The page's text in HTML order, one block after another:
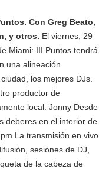
Con Greg Beato,
y otros. El viernes, 29
Miami: III Puntos tendrá
una alineación
los mejores DJs.
productor de
local: Jonny Desde
deberes en el interior de
La transmisión en vivo
sesiones de DJ,
de la cabeza de